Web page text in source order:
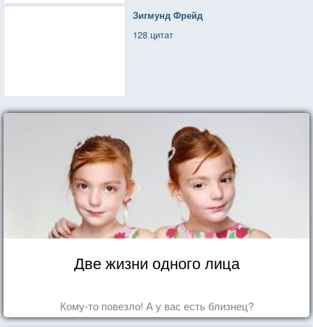
Зигмунд Фрейд
128 цитат
Две жизни одного лица
Кому-то повезло! А у вас есть близнец?